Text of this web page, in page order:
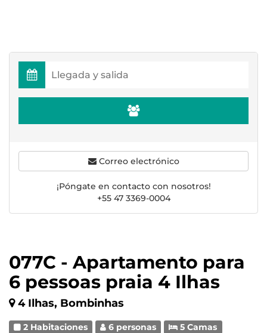
077C - Apartamento para
6 pessoas praia 4 Ilhas
4 Ilhas, Bombinhas
2 Habitaciones 6 personas
5 Camas
Correo electrónico
¡Póngate en contacto con nosotros!
+55 47 3369-0004